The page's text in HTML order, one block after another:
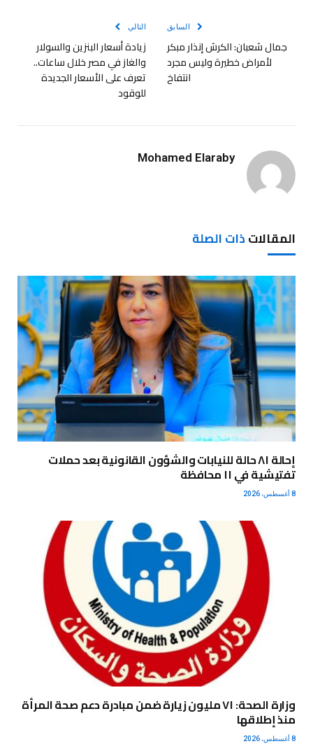
السابق
جمال شعبان: الكرش إنذار مبكر
لأمراض خطيرة وليس مجرد
انتفاخ
التالي
زيادة أسعار البنزين والسولار
والغاز في مصر خلال ساعات..
تعرف على الأسعار الجديدة
للوقود
Mohamed Elaraby
المقالاتذات الصلة
إحالة ٨١ حالة للنيابات والشؤون القانونية بعد حملات
تفتيشية في ١١ محافظة
8 أغسطس، 2026
وزارة الصحة: ٧١ مليون زيارة ضمن مبادرة دعم صحة المرأة
منذ إطلاقها
8 أغسطس، 2026